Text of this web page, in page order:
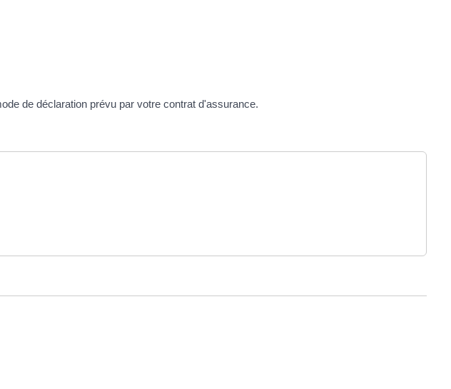
de déclaration prévu par votre contrat d'assurance.